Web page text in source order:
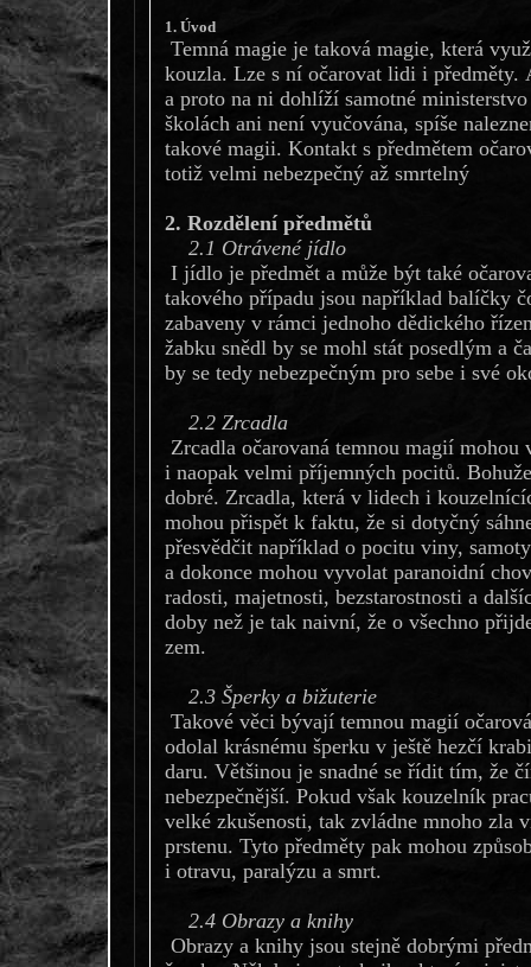
1. Úvod
Temná magie je taková magie, která
kouzla. Lze s ní očarovat lidi i předměty.
a proto na ni dohlíží samotné
školách ani není vyučována, spíše
takové magii. Kontakt s předmětem
totiž velmi nebezpečný až smrtelný
2. Rozdělení předmětů
2.1 Otrávené jídlo
I jídlo je předmět a může být také
takového případu jsou například balíčky
zabaveny v rámci jednoho dědického
žabku snědl by se mohl stát posedlým a
by se tedy nebezpečným pro sebe i své
2.2 Zrcadla
Zrcadla očarovaná temnou magií
i naopak velmi příjemných pocitů.
dobré. Zrcadla, která v lidech i
mohou přispět k faktu, že si dotyčný
přesvědčit například o pocitu viny,
a dokonce mohou vyvolat paranoidní
radosti, majetnosti, bezstarostnosti a
doby než je tak naivní, že o všechno
zem.
2.3 Šperky a bižuterie
Takové věci bývají temnou magií
odolal krásnému šperku v ještě hezčí
daru. Většinou je snadné se řídit tím, že
nebezpečnější. Pokud však kouzelník
velké zkušenosti, tak zvládne mnoho zla
prstenu. Tyto předměty pak mohou
i otravu, paralýzu a smrt.
2.4 Obrazy a knihy
Obrazy a knihy jsou stejně dobrými